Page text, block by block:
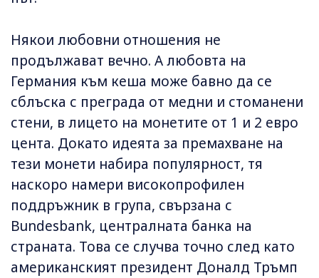
Някои любовни отношения не
продължават вечно. А любовта на
Германия към кеша може бавно да се
сблъска с преграда от медни и стоманени
стени, в лицето на монетите от 1 и 2 евро
цента. Докато идеята за премахване на
тези монети набира популярност, тя
наскоро намери високопрофилен
поддръжник в група, свързана с
Bundesbank, централната банка на
страната. Това се случва точно след като
американският президент Доналд Тръмп